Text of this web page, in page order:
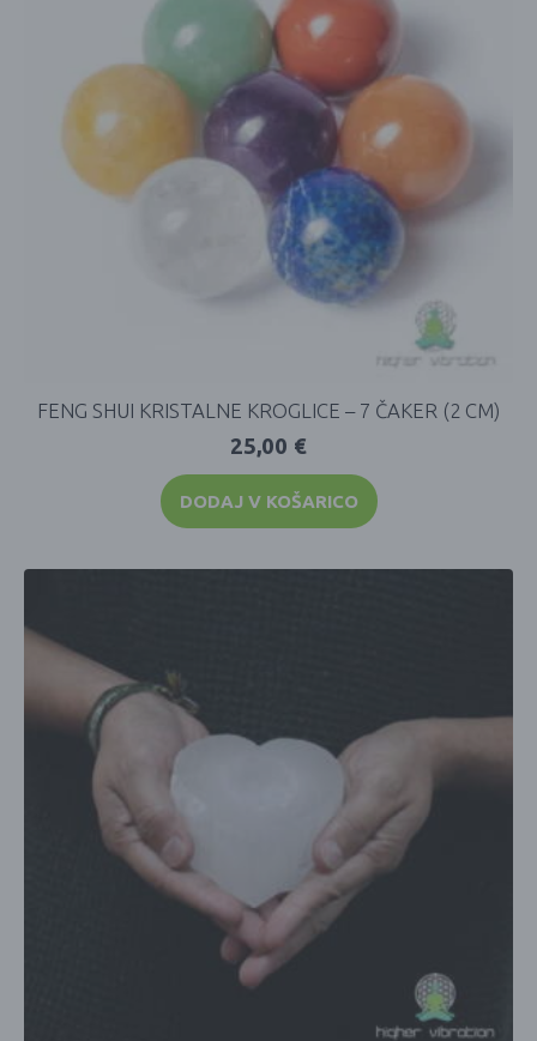
FENG SHUI KRISTALNE KROGLICE – 7 ČAKER (2 CM)
25,00 €
DODAJ V KOŠARICO